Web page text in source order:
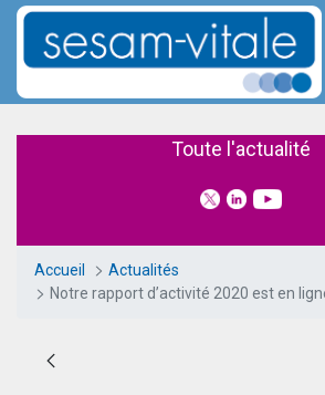
Saut au contenu principal
Notre rapportToute l'actualité
Accueil
Actualités
Notre rapport d’activité 2020 est en
Panneau de gestion des cookies